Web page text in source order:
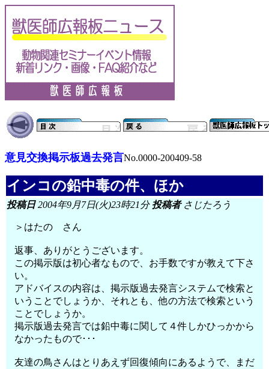
意見交換掲示板過去発言No.0000-200409-58
インコの鉛中毒の件、ほか
投稿日2004年9月7日(火)23時21分 投稿者さじたろう
＞はたの さん
返事、ありがとうございます。
この掲示版は初心者なもので、お手数ですが教えて下さ
い。
アドバイスの内容は、掲示版過去発言システムで検索と
いうことでしょうか、それとも、他の方法で検索という
ことでしょうか。
掲示版過去発言では鉛中毒に関して４件しかひっかから
なかったもので･･･
友達の鳥さんはとりあえず回復傾向にあるようで、まだ